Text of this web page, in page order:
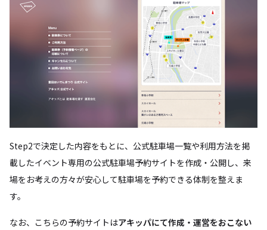
Step2で決定した内容をもとに、公式駐車場一覧や利用方法を掲
載したイベント専用の公式駐車場予約サイトを作成・公開し、来
場をお考えの方々が安心して駐車場を予約できる体制を整えま
す。
なお、こちらの予約サイトはアキッパにて作成・運営をおこない